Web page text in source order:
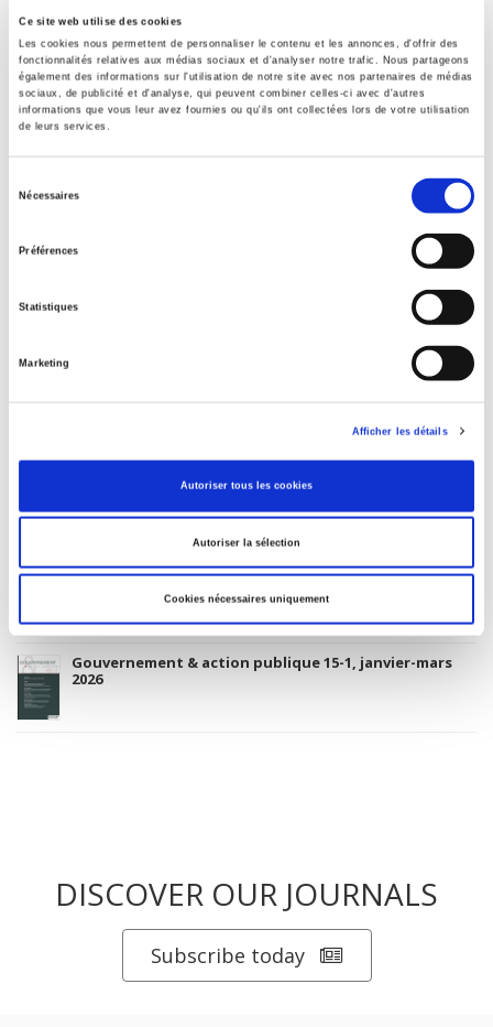
Ce site web utilise des cookies
Les cookies nous permettent de personnaliser le contenu et les annonces, d'offrir des
fonctionnalités relatives aux médias sociaux et d'analyser notre trafic. Nous partageons
également des informations sur l'utilisation de notre site avec nos partenaires de médias
sociaux, de publicité et d'analyse, qui peuvent combiner celles-ci avec d'autres
informations que vous leur avez fournies ou qu'ils ont collectées lors de votre utilisation
de leurs services.
Nécessaires
Préférences
Statistiques
Marketing
Afficher les détails
Autoriser tous les cookies
Autoriser la sélection
Cookies nécessaires uniquement
06 Professional and scholarly
Title First Published
06 May 2021
Type of Work
Journal Issue
Revue économique 77-1, janvier 2026
Revue française de sociologie 66 3/4, juillet-décembre
Gouvernement & action publique 15-1, janvier-mars
2026
DISCOVER OUR JOURNALS
Subscribe today